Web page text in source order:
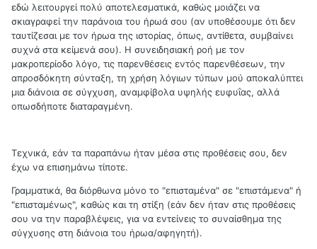
εδώ λειτουργεί πολύ αποτελεσματικά, καθώς μοιάζει να
σκιαγραφεί την παράνοια του ήρωά σου (αν υποθέσουμε ότι δεν
ταυτίζεσαι με τον ήρωα της ιστορίας, όπως, αντίθετα, συμβαίνει
συχνά στα κείμενά σου). Η συνειδησιακή ροή με τον
μακροπερίοδο λόγο, τις παρενθέσεις εντός παρενθέσεων, την
απροσδόκητη σύνταξη, τη χρήση λόγιων τύπων μού αποκαλύπτει
μια διάνοια σε σύγχυση, αναμφίβολα υψηλής ευφυΐας, αλλά
οπωσδήποτε διαταραγμένη.
Τεχνικά, εάν τα παραπάνω ήταν μέσα στις προθέσεις σου, δεν
έχω να επισημάνω τίποτε.
Γραμματικά, θα διόρθωνα μόνο το "επισταμένα" σε "επιστάμενα" ή
"επισταμένως", καθώς και τη στίξη (εάν δεν ήταν στις προθέσεις
σου να την παραβλέψεις, για να εντείνεις το συναίσθημα της
σύγχυσης στη διάνοια του ήρωα/αφηγητή).